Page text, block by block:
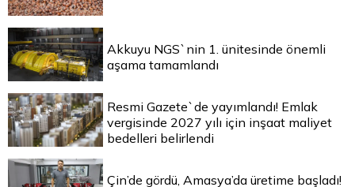
Akkuyu NGS`nin 1. ünitesinde önemli
aşama tamamlandı
Resmi Gazete`de yayımlandı! Emlak
vergisinde 2027 yılı için inşaat maliyet
bedelleri belirlendi
Çin’de gördü, Amasya’da üretime başladı!